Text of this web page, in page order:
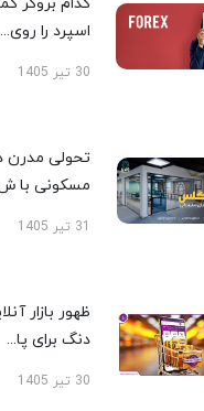
کدام بروکر
اسپرد را روی...
30 تیر 1405
تحولی مدرن
مسکونی با
31 تیر 1405
ظهور بازار
دنگ برای پا...
30 تیر 1405